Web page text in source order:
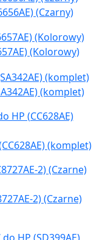
(Czarny)
(Kolorowy)
(komplet)
(komplet)
2) (Czarne)